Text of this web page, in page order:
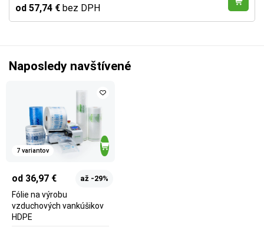
od 57,74 € bez DPH
Naposledy navštívené
7 variantov
od 36,97 € až -29%
Fólie na výrobu
vzduchových vankúšikov
HDPE